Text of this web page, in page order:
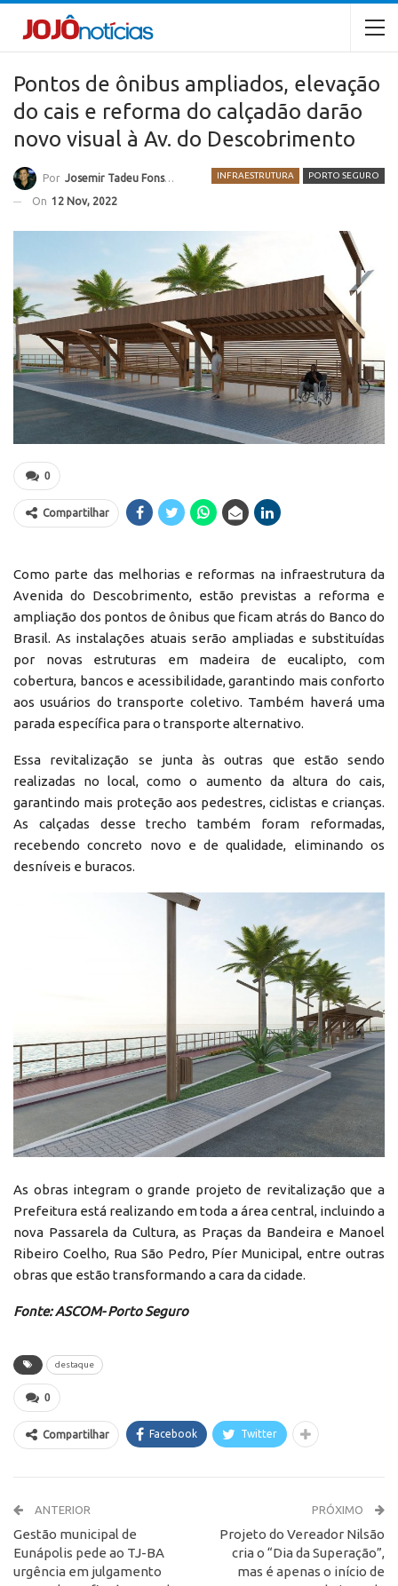
Pontos de ônibus ampliados, elevação
do cais e reforma do calçadão darão
novo visual à Av. do Descobrimento
INFRAESTRUTURA PORTO SEGURO
Por Josemir Tadeu Fonseca
On 12 Nov, 2022
0
Compartilhar
Como parte das melhorias e reformas na infraestrutura da
Avenida do Descobrimento, estão previstas a reforma e
ampliação dos pontos de ônibus que ficam atrás do Banco do
Brasil. As instalações atuais serão ampliadas e substituídas
por novas estruturas em madeira de eucalipto, com
cobertura, bancos e acessibilidade, garantindo mais conforto
aos usuários do transporte coletivo. Também haverá uma
parada específica para o transporte alternativo.
Essa revitalização se junta às outras que estão sendo
realizadas no local, como o aumento da altura do cais,
garantindo mais proteção aos pedestres, ciclistas e crianças.
As calçadas desse trecho também foram reformadas,
recebendo concreto novo e de qualidade, eliminando os
desníveis e buracos.
As obras integram o grande projeto de revitalização que a
Prefeitura está realizando em toda a área central, incluindo a
nova Passarela da Cultura, as Praças da Bandeira e Manoel
Ribeiro Coelho, Rua São Pedro, Píer Municipal, entre outras
obras que estão transformando a cara da cidade.
Fonte: ASCOM- Porto Seguro
destaque
0
Compartilhar Facebook Twitter
ANTERIOR
Gestão municipal de
Eunápolis pede ao TJ-BA
urgência em julgamento
PRÓXIMO
Projeto do Vereador Nilsão
cria o “Dia da Superação”,
mas é apenas o início de